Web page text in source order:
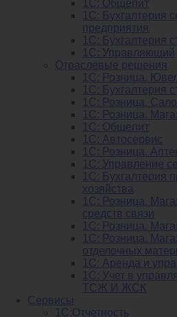
1С: Общепит
1С: Бухгалтерия
предприятия
1С: Бухгалтерия
1С: Управляющий
Отраслевые решения
1С: Розница.
1С: Бухгалтерия
1С: Розница.
1С: Розница.
1C: Общепит
1С: Автосервис
1С: Розница.
1С: Управление
1С: Бухгалтерия
хозяйства
1С: Розница.
средств связи
1С: Розница.
1С: Розница.
отделочных
1С: Аренда и
1C: Учет в
ТСЖ И ЖСК
Сервисы
1С:Отчетность